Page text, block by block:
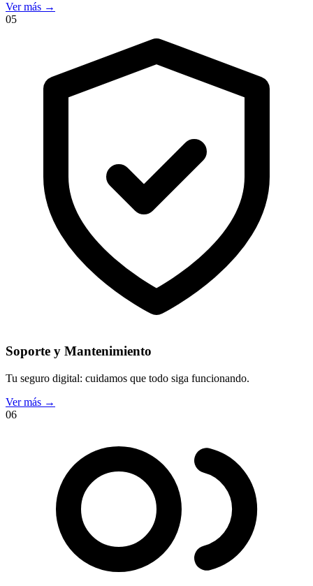
Ver más →
05
Soporte y Mantenimiento
Tu seguro digital: cuidamos que todo siga funcionando.
Ver más →
06